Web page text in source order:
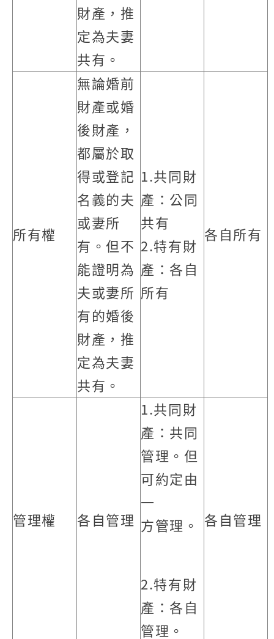
財產，推
定為夫妻
共有。
所有權
無論婚前
財產或婚
後財產，
都屬於取
得或登記
名義的夫
或妻所
有。但不
能證明為
夫或妻所
有的婚後
財產，推
定為夫妻
共有。
1.共同財
產：公同
共有
2.特有財
產：各自
所有
各自所有
管理權 各自管理
1.共同財
產：共同
管理。但
可約定由
一
方管理。
2.特有財
產：各自
管理。
各自管理